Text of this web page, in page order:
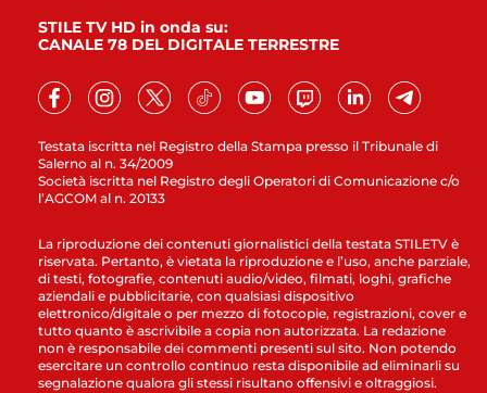
Testata iscritta nel Registro della Stampa presso il Tribunale di
Salerno al n. 34/2009
Società iscritta nel Registro degli Operatori di Comunicazione c/o
l’AGCOM al n. 20133
STILE TV HD in onda su:
CANALE 78 DEL DIGITALE TERRESTRE
La riproduzione dei contenuti giornalistici della testata STILETV è
riservata. Pertanto, è vietata la riproduzione e l’uso, anche parziale,
di testi, fotografie, contenuti audio/video, filmati, loghi, grafiche
aziendali e pubblicitarie, con qualsiasi dispositivo
elettronico/digitale o per mezzo di fotocopie, registrazioni, cover e
tutto quanto è ascrivibile a copia non autorizzata. La redazione
non è responsabile dei commenti presenti sul sito. Non potendo
esercitare un controllo continuo resta disponibile ad eliminarli su
segnalazione qualora gli stessi risultano offensivi e oltraggiosi.